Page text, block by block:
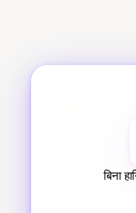
बिना